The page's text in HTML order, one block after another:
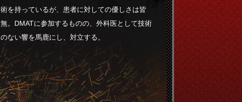
術を持っているが、患者に対しての優しさは皆
無。DMATに参加するものの、外科医として技術
のない響を馬鹿にし、対立する。